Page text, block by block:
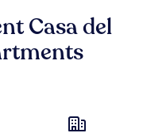
Casa del